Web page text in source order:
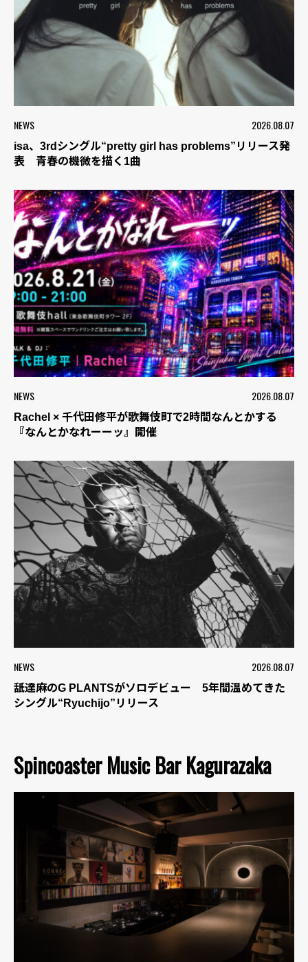
NEWS 2026.08.07
isa、3rdシングル“pretty girl has problems”リリース発
表 青春の機微を描く1曲
NEWS 2026.08.07
Rachel × 千代田修平が歌舞伎町で2時間なんとかする
『なんとかなれーーッ』開催
NEWS 2026.08.07
舐達麻のG PLANTSがソロデビュー 5年間温めてきた
シングル“Ryuchijo”リリース
Spincoaster Music Bar Kagurazaka